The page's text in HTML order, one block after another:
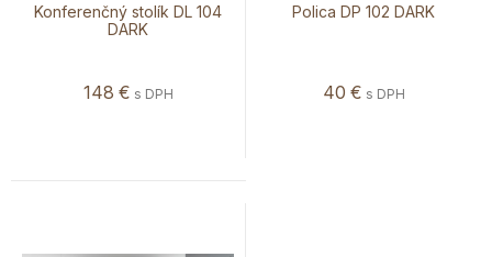
Konferenčný stolík DL 104
DARK
148 € s DPH
Polica DP 102 DARK
40 € s DPH